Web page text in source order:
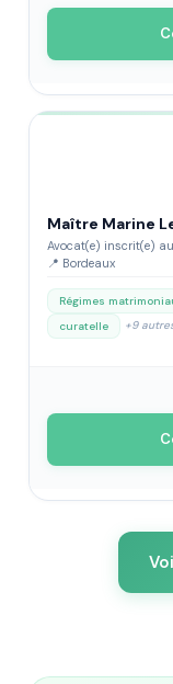
Maître Marine
Avocat(e) inscrit(e)
📍 Bordeaux
Régimes
curatelle
+9